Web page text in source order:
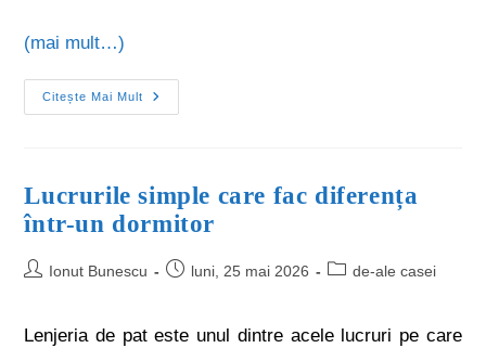
(mai mult…)
Citește Mai Mult
Lucrurile simple care fac diferența
într-un dormitor
Ionut Bunescu luni, 25 mai 2026 de-ale casei
Lenjeria de pat este unul dintre acele lucruri pe care